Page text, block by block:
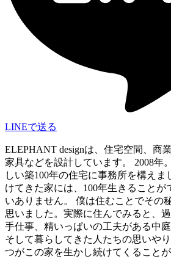
LINEで送る
ELEPHANT designは、住宅空間、商
家具などを設計しています。 2008年
しい築100年の住宅に事務所を構えま
けてきた家には、100年生きることが
いありません。 僕は住むことでその
思いました。実際に住んでみると、
手仕事、精いっぱいの工夫がある中
そして暮らしてきた人たちの思いや
つがこの家を生かし続けてくること